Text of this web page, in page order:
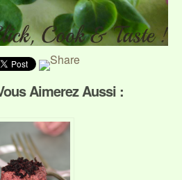
Aimerez Aussi :